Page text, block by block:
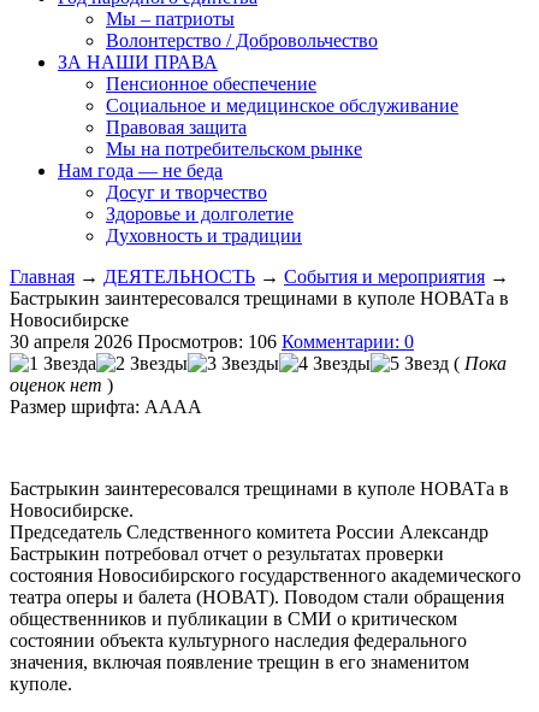
Мы – патриоты
Волонтерство / Добровольчество
ЗА НАШИ ПРАВА
Пенсионное обеспечение
Социальное и медицинское обслуживание
Правовая защита
Мы на потребительском рынке
Нам года — не беда
Досуг и творчество
Здоровье и долголетие
Духовность и традиции
Главная → ДЕЯТЕЛЬНОСТЬ → События и мероприятия →
Бастрыкин заинтересовался трещинами в куполе НОВАТа в
Новосибирске
30 апреля 2026 Просмотров: 106 Комментарии: 0
( Пока
оценок нет )
Размер шрифта: AAAA
Бастрыкин заинтересовался трещинами в куполе НОВАТа в
Новосибирске.
Председатель Следственного комитета России Александр
Бастрыкин потребовал отчет о результатах проверки
состояния Новосибирского государственного академического
театра оперы и балета (НОВАТ). Поводом стали обращения
общественников и публикации в СМИ о критическом
состоянии объекта культурного наследия федерального
значения, включая появление трещин в его знаменитом
куполе.